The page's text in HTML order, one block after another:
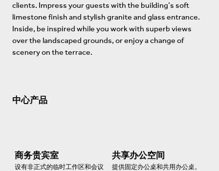
clients. Impress your guests with the building’s soft
limestone finish and stylish granite and glass entrance.
Inside, be inspired while you work with superb views
over the landscaped grounds, or enjoy a change of
scenery on the terrace.
中心产品
商务贵宾室
设有非正式的临时工作区和会议
共享办公空间
提供固定办公桌和共用办公桌。